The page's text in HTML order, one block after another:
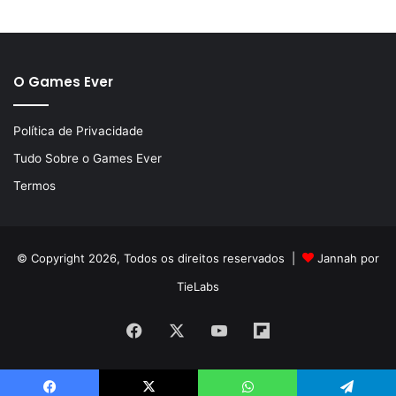
O Games Ever
Política de Privacidade
Tudo Sobre o Games Ever
Termos
© Copyright 2026, Todos os direitos reservados |
Jannah por
TieLabs
Facebook YouTube